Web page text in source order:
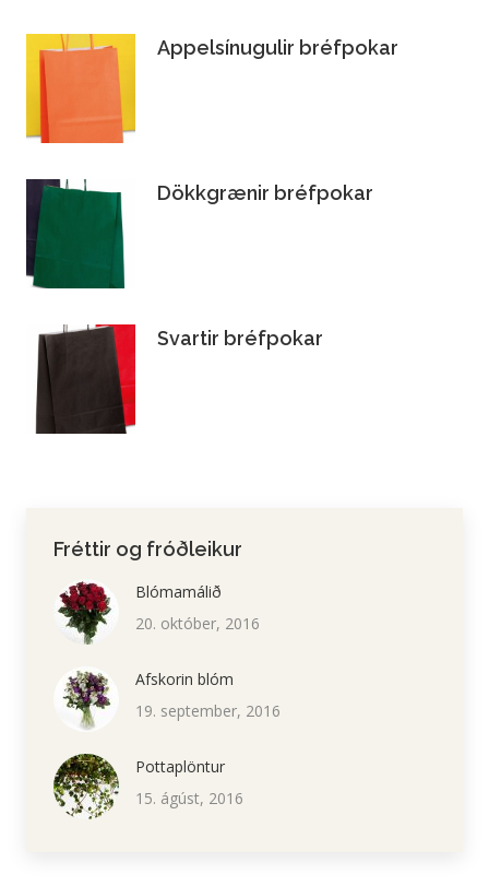
Appelsínugulir bréfpokar
Dökkgrænir bréfpokar
Svartir bréfpokar
Fréttir og fróðleikur
Blómamálið
20. október, 2016
Afskorin blóm
19. september, 2016
Pottaplöntur
15. ágúst, 2016